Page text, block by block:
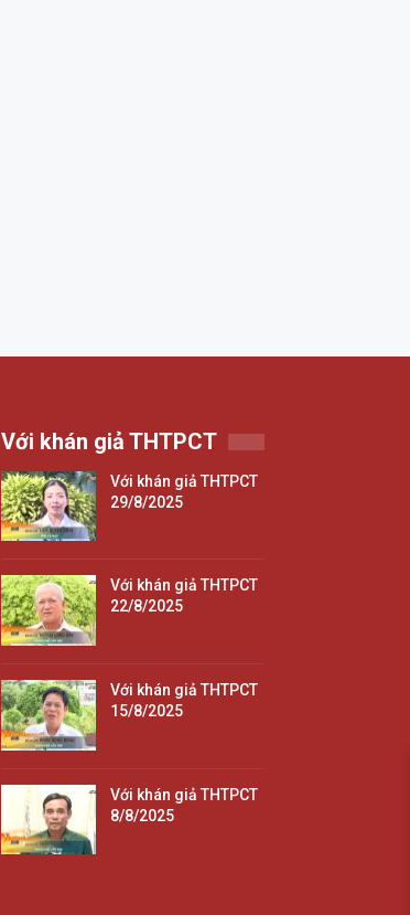
Với khán giả THTPCT
Với khán giả THTPCT
29/8/2025
Với khán giả THTPCT
22/8/2025
Với khán giả THTPCT
15/8/2025
Với khán giả THTPCT
8/8/2025